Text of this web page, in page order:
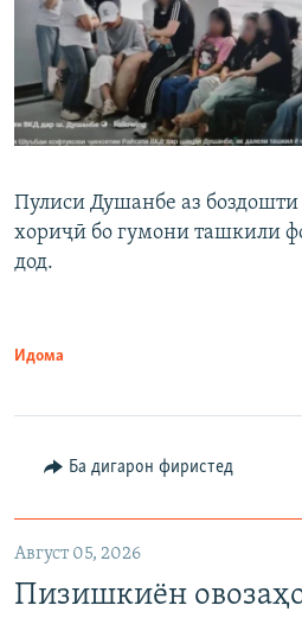
Пулиси Душанбе аз
хориҷӣ бо гумони ташкили
дод.
Идома
Ба дигарон фиристед
Август 05, 2026
Пизишкиён